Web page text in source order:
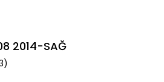
2014-SAĞ